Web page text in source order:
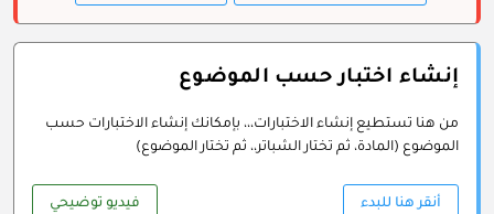
إنشاء اختبار حسب الموضوع
من هنا تستطيع إنشاء الاختبارات،،، بإمكانك إنشاء الاختبارات حسب
الموضوع (المادة، ثم تختار الشباتر،، ثم تختار الموضوع)
أنقر هنا للبدء فيديو توضيحي